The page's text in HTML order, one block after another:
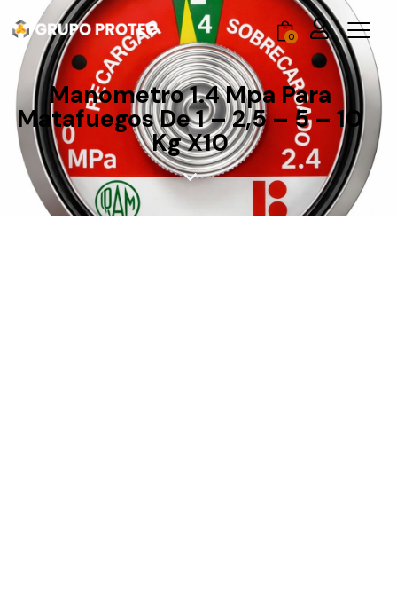
0
Manometro 1.4 Mpa Para
Matafuegos De 1 – 2,5 – 5 – 10
Kg X10